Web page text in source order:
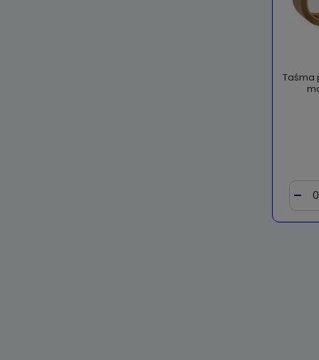
Taśma